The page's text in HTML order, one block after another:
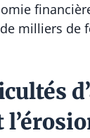
milliers de